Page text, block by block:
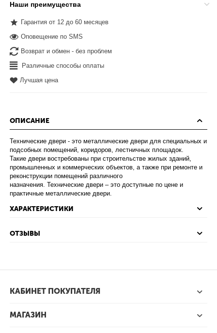
Наши преимущества
Гарантия от 12 до 60 месяцев
Оповещение по SMS
Возврат и обмен - без проблем
Различные способы оплаты
Лучшая цена
ОПИСАНИЕ
Технические двери - это металлические двери для специальных и
подсобных помещений, коридоров, лестничных площадок.
Такие двери востребованы при строительстве жилых зданий,
промышленных и коммерческих объектов, а также при ремонте и
реконструкции помещений различного
назначения. Технические двери – это доступные по цене и
практичные металлические двери.
ХАРАКТЕРИСТИКИ
ОТЗЫВЫ
КАБИНЕТ ПОКУПАТЕЛЯ
МАГАЗИН